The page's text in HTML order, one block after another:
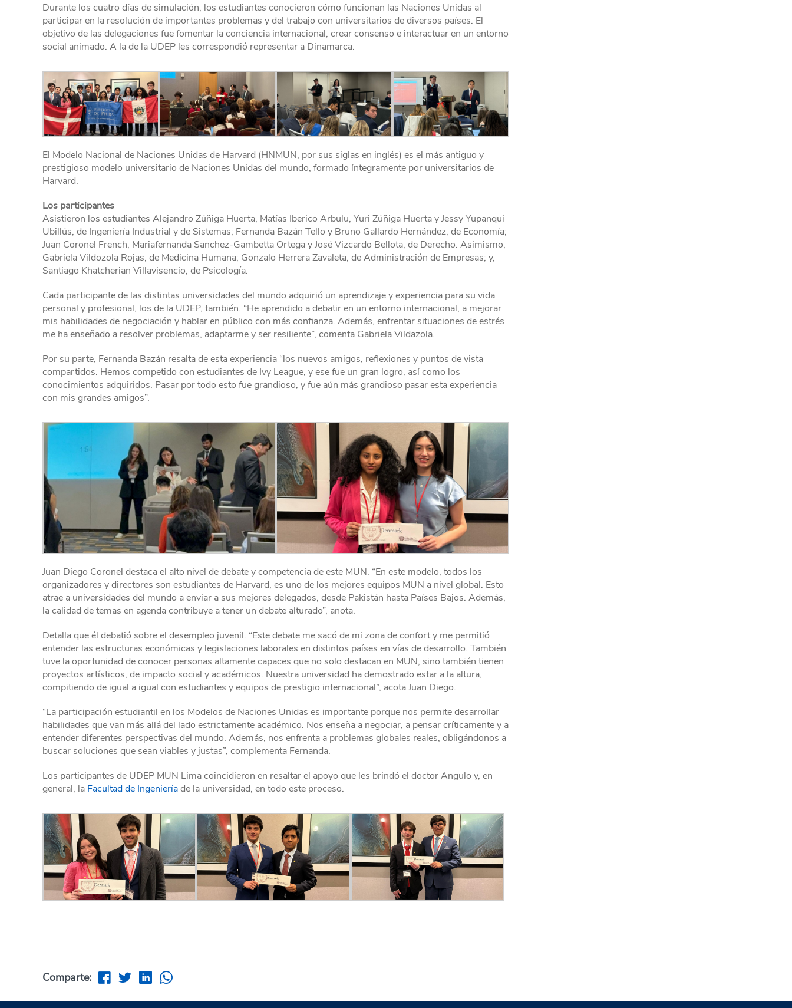
Durante los cuatro días de simulación, los estudiantes conocieron cómo funcionan las Naciones Unidas al
participar en la resolución de importantes problemas y del trabajo con universitarios de diversos países. El
objetivo de las delegaciones fue fomentar la conciencia internacional, crear consenso e interactuar en un entorno
social animado. A la de la UDEP les correspondió representar a Dinamarca.
El Modelo Nacional de Naciones Unidas de Harvard (HNMUN, por sus siglas en inglés) es el más antiguo y
prestigioso modelo universitario de Naciones Unidas del mundo, formado íntegramente por universitarios de
Harvard.
Los participantes
Asistieron los estudiantes Alejandro Zúñiga Huerta, Matías Iberico Arbulu, Yuri Zúñiga Huerta y Jessy Yupanqui
Ubillús, de Ingeniería Industrial y de Sistemas; Fernanda Bazán Tello y Bruno Gallardo Hernández, de Economía;
Juan Coronel French, Mariafernanda Sanchez-Gambetta Ortega y José Vizcardo Bellota, de Derecho. Asimismo,
Gabriela Vildozola Rojas, de Medicina Humana; Gonzalo Herrera Zavaleta, de Administración de Empresas; y,
Santiago Khatcherian Villavisencio, de Psicología.
Cada participante de las distintas universidades del mundo adquirió un aprendizaje y experiencia para su vida
personal y profesional, los de la UDEP, también. “He aprendido a debatir en un entorno internacional, a mejorar
mis habilidades de negociación y hablar en público con más confianza. Además, enfrentar situaciones de estrés
me ha enseñado a resolver problemas, adaptarme y ser resiliente”, comenta Gabriela Vildazola.
Por su parte, Fernanda Bazán resalta de esta experiencia “los nuevos amigos, reflexiones y puntos de vista
compartidos. Hemos competido con estudiantes de Ivy League, y ese fue un gran logro, así como los
conocimientos adquiridos. Pasar por todo esto fue grandioso, y fue aún más grandioso pasar esta experiencia
con mis grandes amigos”.
Juan Diego Coronel destaca el alto nivel de debate y competencia de este MUN. “En este modelo, todos los
organizadores y directores son estudiantes de Harvard, es uno de los mejores equipos MUN a nivel global. Esto
atrae a universidades del mundo a enviar a sus mejores delegados, desde Pakistán hasta Países Bajos. Además,
la calidad de temas en agenda contribuye a tener un debate alturado”, anota.
Detalla que él debatió sobre el desempleo juvenil. “Este debate me sacó de mi zona de confort y me permitió
entender las estructuras económicas y legislaciones laborales en distintos países en vías de desarrollo. También
tuve la oportunidad de conocer personas altamente capaces que no solo destacan en MUN, sino también tienen
proyectos artísticos, de impacto social y académicos. Nuestra universidad ha demostrado estar a la altura,
compitiendo de igual a igual con estudiantes y equipos de prestigio internacional”, acota Juan Diego.
“La participación estudiantil en los Modelos de Naciones Unidas es importante porque nos permite desarrollar
habilidades que van más allá del lado estrictamente académico. Nos enseña a negociar, a pensar críticamente y a
entender diferentes perspectivas del mundo. Además, nos enfrenta a problemas globales reales, obligándonos a
buscar soluciones que sean viables y justas”, complementa Fernanda.
Los participantes de UDEP MUN Lima coincidieron en resaltar el apoyo que les brindó el doctor Angulo y, en
general, la Facultad de Ingenieríade la universidad, en todo este proceso.
Comparte: